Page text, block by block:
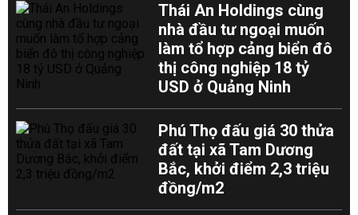
Thái An Holdings cùng
nhà đầu tư ngoại muốn
làm tổ hợp cảng biển đô
thị công nghiệp 18 tỷ
USD ở Quảng Ninh
Phú Thọ đấu giá 30 thửa
đất tại xã Tam Dương
Bắc, khởi điểm 2,3 triệu
đồng/m2